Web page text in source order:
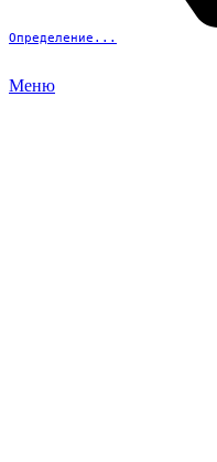
Определение...
Меню